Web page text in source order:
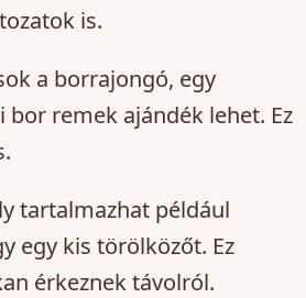
is.
a borrajongó, egy
remek ajándék lehet. Ez
tartalmazhat például
egy kis törölközőt. Ez
érkeznek távolról.